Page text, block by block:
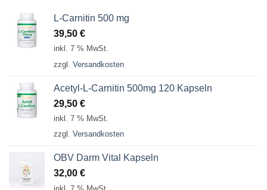
L-Carnitin 500 mg
39,50 €
inkl. 7 % MwSt.
zzgl. Versandkosten
Acetyl-L-Carnitin 500mg 120 Kapseln
29,50 €
inkl. 7 % MwSt.
zzgl. Versandkosten
OBV Darm Vital Kapseln
32,00 €